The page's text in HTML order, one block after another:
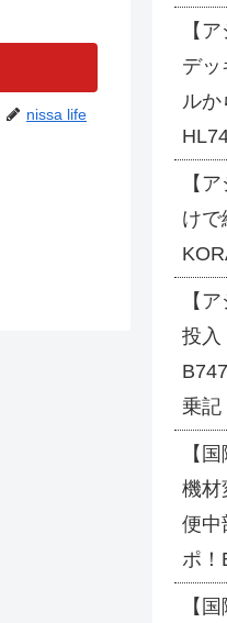
nissa life
【
デッ
ル
【
けで
【
投入
乗記
【
機材
便中
ポ！
【